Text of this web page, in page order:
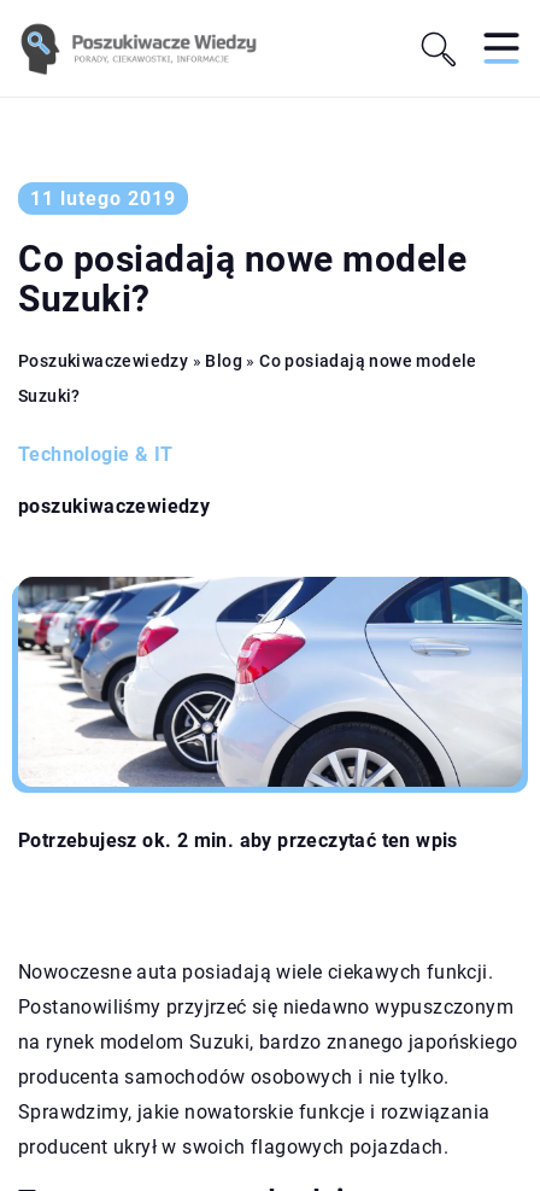
11 lutego 2019
Co posiadają nowe modele
Suzuki?
Poszukiwaczewiedzy » Blog »Co posiadają nowe modele
Suzuki?
Technologie & IT
poszukiwaczewiedzy
Potrzebujesz ok. 2 min. aby przeczytać ten wpis
Nowoczesne auta posiadają wiele ciekawych funkcji.
Postanowiliśmy przyjrzeć się niedawno wypuszczonym
na rynek modelom Suzuki, bardzo znanego japońskiego
producenta samochodów osobowych i nie tylko.
Sprawdzimy, jakie nowatorskie funkcje i rozwiązania
producent ukrył w swoich flagowych pojazdach.